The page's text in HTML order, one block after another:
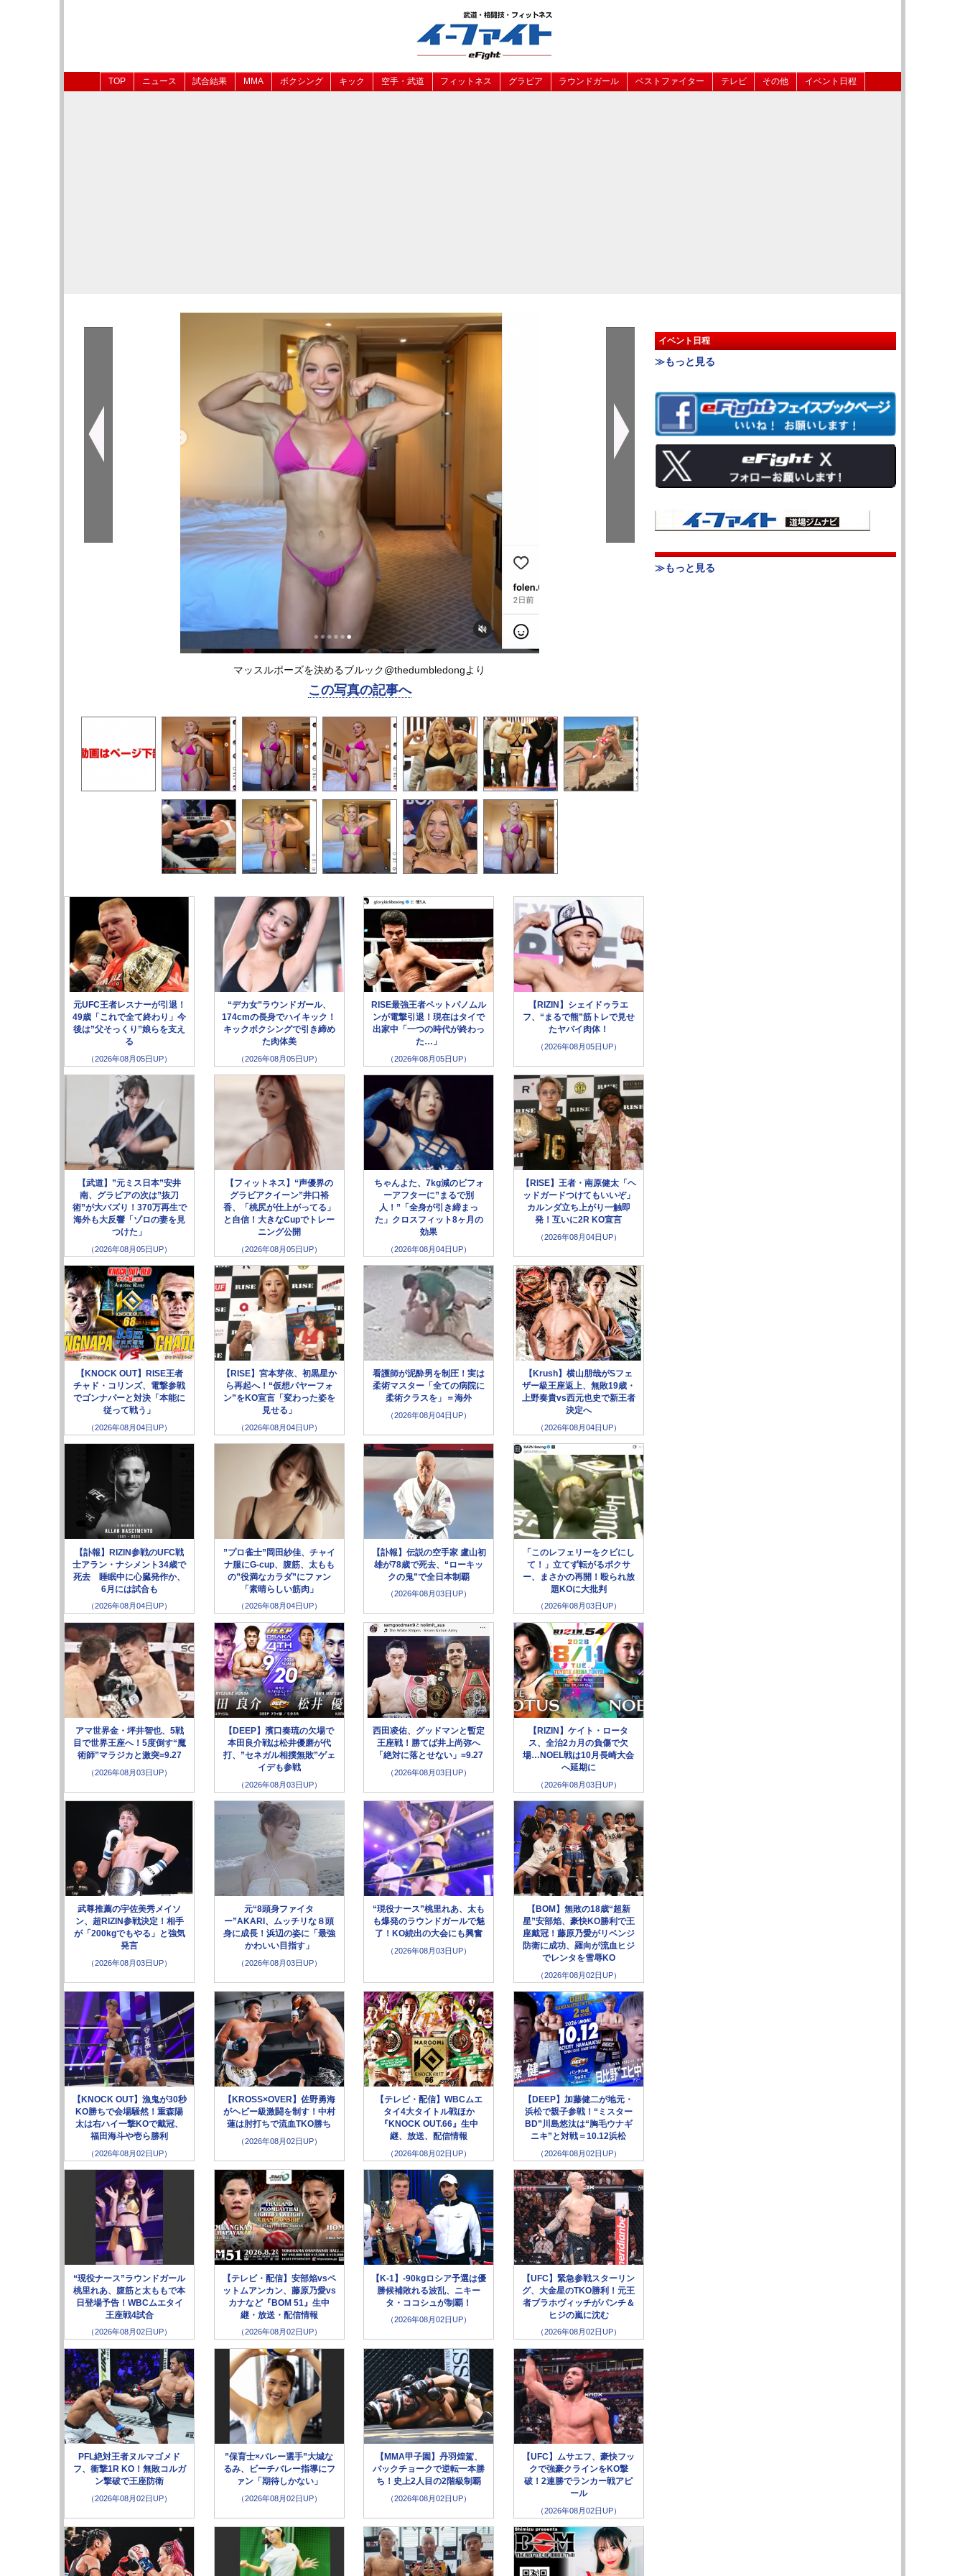
TOP ニュース 試合結果 MMA ボクシング キック 空手・武道 フィットネス グラビア ラウンドガール ベストファイター テレビ その他 イベント日程
マッスルポーズを決めるブルック@thedumbledongより
この写真の記事へ
元UFC王者レスナーが引退！
49歳「これで全て終わり」今
後は”父そっくり”娘らを支え
る
（2026年08月05日UP）
“デカ女”ラウンドガール、
174cmの長身でハイキック！
キックボクシングで引き締め
た肉体美
（2026年08月05日UP）
RISE最強王者ペットパノムル
ンが電撃引退！現在はタイで
出家中「一つの時代が終わっ
た…」
（2026年08月05日UP）
【RIZIN】シェイドゥラエ
フ、“まるで熊”筋トレで見せ
たヤバイ肉体！
（2026年08月05日UP）
【武道】”元ミス日本”安井
南、グラビアの次は”抜刀
術”が大バズり！370万再生で
海外も大反響「ゾロの妻を見
つけた」
（2026年08月05日UP）
【フィットネス】“声優界の
グラビアクイーン”井口裕
香、「桃尻が仕上がってる」
と自信！大きなCupでトレー
ニング公開
（2026年08月05日UP）
ちゃんよた、7kg減のビフォ
ーアフターに”まるで別
人！”「全身が引き締まっ
た」クロスフィット8ヶ月の
効果
（2026年08月04日UP）
【RISE】王者・南原健太「ヘ
ッドガードつけてもいいぞ」
カルンダ立ち上がり一触即
発！互いに2R KO宣言
（2026年08月04日UP）
【KNOCK OUT】RISE王者
チャド・コリンズ、電撃参戦
でゴンナパーと対決「本能に
従って戦う」
（2026年08月04日UP）
【RISE】宮本芽依、初黒星か
ら再起へ！“仮想パヤーフォ
ン”をKO宣言「変わった姿を
見せる」
（2026年08月04日UP）
看護師が泥酔男を制圧！実は
柔術マスター「全ての病院に
柔術クラスを」＝海外
（2026年08月04日UP）
【Krush】横山朋哉がSフェ
ザー級王座返上、無敗19歳・
上野奏貴vs西元也史で新王者
決定へ
（2026年08月04日UP）
【訃報】RIZIN参戦のUFC戦
士アラン・ナシメント34歳で
死去 睡眠中に心臓発作か、
6月には試合も
（2026年08月04日UP）
”プロ雀士”岡田紗佳、チャイ
ナ服にG-cup、腹筋、太もも
の”役満なカラダ”にファン
「素晴らしい筋肉」
（2026年08月04日UP）
【訃報】伝説の空手家 盧山初
雄が78歳で死去、“ローキッ
クの鬼”で全日本制覇
（2026年08月03日UP）
「このレフェリーをクビにし
て！」立てず転がるボクサ
ー、まさかの再開！殴られ放
題KOに大批判
（2026年08月03日UP）
アマ世界金・坪井智也、5戦
目で世界王座へ！5度倒す“魔
術師”マラジカと激突=9.27
（2026年08月03日UP）
【DEEP】濱口奏琉の欠場で
本田良介戦は松井優磨が代
打、”セネガル相撲無敗”ゲェ
イデも参戦
（2026年08月03日UP）
西田凌佑、グッドマンと暫定
王座戦！勝てば井上尚弥へ
「絶対に落とせない」=9.27
（2026年08月03日UP）
【RIZIN】ケイト・ロータ
ス、全治2カ月の負傷で欠
場…NOEL戦は10月長崎大会
へ延期に
（2026年08月03日UP）
武尊推薦の宇佐美秀メイソ
ン、超RIZIN参戦決定！相手
が「200kgでもやる」と強気
発言
（2026年08月03日UP）
元“8頭身ファイタ
ー”AKARI、ムッチリな８頭
身に成長！浜辺の姿に「最強
かわいい目指す」
（2026年08月03日UP）
“現役ナース”桃里れあ、太も
も爆発のラウンドガールで魅
了！KO続出の大会にも興奮
（2026年08月03日UP）
【BOM】無敗の18歳“超新
星”安部焰、豪快KO勝利で王
座戴冠！藤原乃愛がリベンジ
防衛に成功、羅向が流血ヒジ
でレンタを雪辱KO
（2026年08月02日UP）
【KNOCK OUT】漁鬼が30秒
KO勝ちで会場騒然！重森陽
太は右ハイ一撃KOで戴冠、
福田海斗や壱ら勝利
（2026年08月02日UP）
【KROSS×OVER】佐野勇海
がヘビー級激闘を制す！中村
蓮は肘打ちで流血TKO勝ち
（2026年08月02日UP）
【テレビ・配信】WBCムエ
タイ4大タイトル戦ほか
『KNOCK OUT.66』生中
継、放送、配信情報
（2026年08月02日UP）
【DEEP】加藤健二が地元・
浜松で親子参戦！“ミスター
BD”川島悠汰は“胸毛ウナギ
ニキ”と対戦＝10.12浜松
（2026年08月02日UP）
“現役ナース”ラウンドガール
桃里れあ、腹筋と太ももで本
日登場予告！WBCムエタイ
王座戦4試合
（2026年08月02日UP）
【テレビ・配信】安部焰vsペ
ットムアンカン、藤原乃愛vs
カナなど『BOM 51』生中
継・放送・配信情報
（2026年08月02日UP）
【K-1】-90kgロシア予選は優
勝候補敗れる波乱、ニキー
タ・ココシュが制覇！
（2026年08月02日UP）
【UFC】緊急参戦スターリン
グ、大金星のTKO勝利！元王
者ブラホヴィッチがパンチ＆
ヒジの嵐に沈む
（2026年08月02日UP）
PFL絶対王者ヌルマゴメド
フ、衝撃1R KO！無敗コルガ
ン撃破で王座防衛
（2026年08月02日UP）
”保育士×バレー選手”大城な
るみ、ビーチバレー指導にフ
ァン「期待しかない」
（2026年08月02日UP）
【MMA甲子園】丹羽煌駕、
バックチョークで逆転一本勝
ち！史上2人目の2階級制覇
（2026年08月02日UP）
【UFC】ムサエフ、豪快フッ
クで強豪クラインをKO撃
破！2連勝でランカー戦アピ
ール
（2026年08月02日UP）
イベント日程
≫もっと見る
≫もっと見る